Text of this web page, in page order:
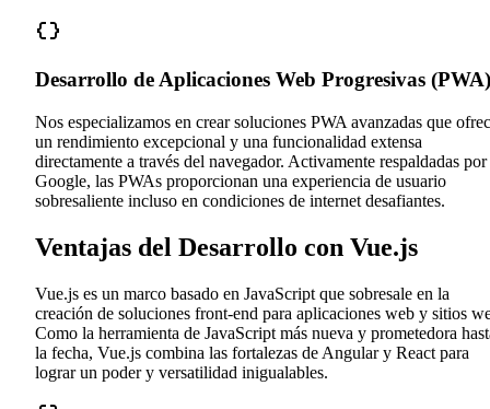
Desarrollo de Aplicaciones Web Progresivas (PWA)
Nos especializamos en crear soluciones PWA avanzadas que
un rendimiento excepcional y una funcionalidad extensa
directamente a través del navegador. Activamente respaldadas por
Google, las PWAs proporcionan una experiencia de usuario
sobresaliente incluso en condiciones de internet desafiantes.
Ventajas del Desarrollo con Vue.js
Vue.js es un marco basado en JavaScript que sobresale en la
creación de soluciones front-end para aplicaciones web y sitios
Como la herramienta de JavaScript más nueva y prometedora
la fecha, Vue.js combina las fortalezas de Angular y React para
lograr un poder y versatilidad inigualables.